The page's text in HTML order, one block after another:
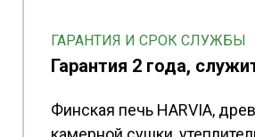
Финская печь HARVIA,
Гарантия 2 года,
ГАРАНТИЯ И СРОК СЛУЖБЫ